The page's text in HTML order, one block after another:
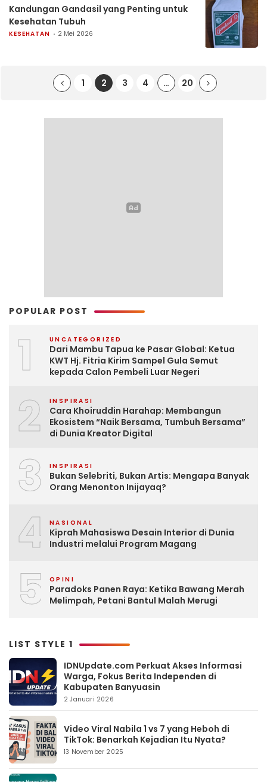
Kandungan Gandasil yang Penting untuk
Kesehatan Tubuh
KESEHATAN 2 Mei 2026
1 2 3 4 … 20
POPULAR POST
1 UNCATEGORIZED
Dari Mambu Tapua ke Pasar Global: Ketua
KWT Hj. Fitria Kirim Sampel Gula Semut
kepada Calon Pembeli Luar Negeri
2 INSPIRASI
Cara Khoiruddin Harahap: Membangun
Ekosistem “Naik Bersama, Tumbuh Bersama”
di Dunia Kreator Digital
3 INSPIRASI
Bukan Selebriti, Bukan Artis: Mengapa Banyak
Orang Menonton Inijayaq?
4 NASIONAL
Kiprah Mahasiswa Desain Interior di Dunia
Industri melalui Program Magang
5 OPINI
Paradoks Panen Raya: Ketika Bawang Merah
Melimpah, Petani Bantul Malah Merugi
LIST STYLE 1
IDNUpdate.com Perkuat Akses Informasi
Warga, Fokus Berita Independen di
Kabupaten Banyuasin
2 Januari 2026
Video Viral Nabila 1 vs 7 yang Heboh di
TikTok: Benarkah Kejadian Itu Nyata?
13 November 2025